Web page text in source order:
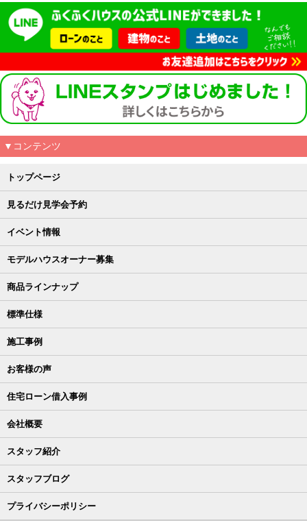
▼コンテンツ
トップページ
見るだけ見学会予約
イベント情報
モデルハウスオーナー募集
商品ラインナップ
標準仕様
施工事例
お客様の声
住宅ローン借入事例
会社概要
スタッフ紹介
スタッフブログ
プライバシーポリシー